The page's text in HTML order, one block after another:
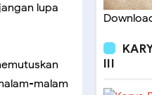
lupa
malam
III